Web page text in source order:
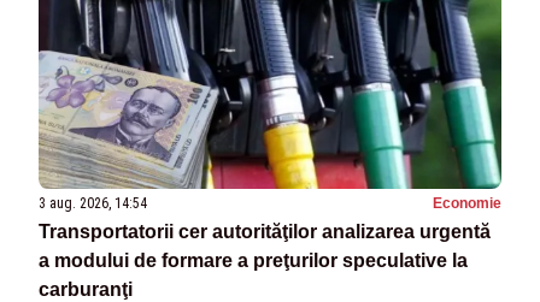
3 aug. 2026, 14:54 Economie
Transportatorii cer autorităţilor analizarea urgentă
a modului de formare a preţurilor speculative la
carburanţi